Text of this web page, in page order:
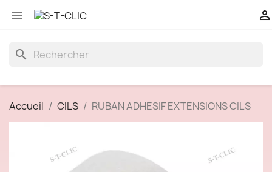
 
search
Accueil CILS RUBAN ADHESIF EXTENSIONS CILS